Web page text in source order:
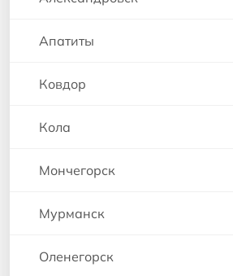
Апатиты
Ковдор
Кола
Мончегорск
Мурманск
Оленегорск